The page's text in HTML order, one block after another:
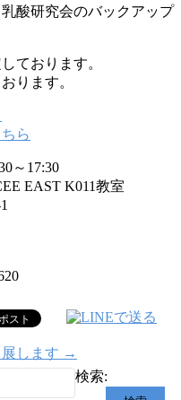
酸研究会のバックアップ
ております。
ります。
ら
～17:30
EAST K011教室
します →
検索: